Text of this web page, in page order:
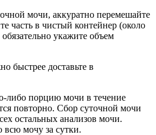
мочи, аккуратно перемешайте
часть в чистый контейнер (около
укажите объем
быстрее доставьте в
либо порцию мочи в течение
повторно. Сбор суточной мочи
остальных анализов мочи.
всю мочу за сутки.